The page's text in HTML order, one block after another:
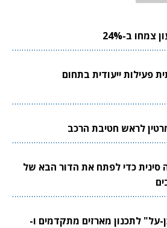
ב-24%
פעילות ייעודית בתחום
לראש חטיבת הרכב
סינית כדי לפתח את הדור הבא של
על" לתכנון מארזים מתקדמים ו-